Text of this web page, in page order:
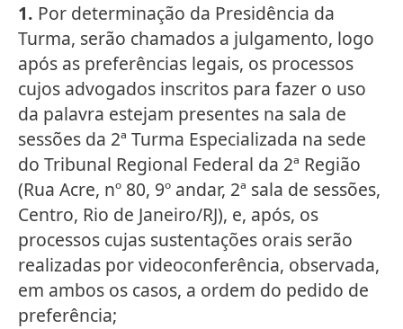
1. Por determinação da Presidência da
Turma, serão chamados a julgamento, logo
após as preferências legais, os processos
cujos advogados inscritos para fazer o uso
da palavra estejam presentes na sala de
sessões da 2ª Turma Especializada na sede
do Tribunal Regional Federal da 2ª Região
(Rua Acre, nº 80, 9º andar, 2ª sala de sessões,
Centro, Rio de Janeiro/RJ), e, após, os
processos cujas sustentações orais serão
realizadas por videoconferência, observada,
em ambos os casos, a ordem do pedido de
preferência;